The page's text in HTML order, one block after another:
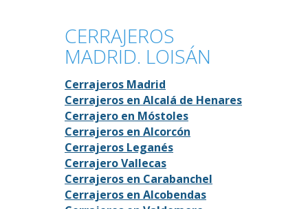
CERRAJEROS
MADRID. LOISÁN
Cerrajeros Madrid
Cerrajeros en Alcalá de Henares
Cerrajero en Móstoles
Cerrajeros en Alcorcón
Cerrajeros Leganés
Cerrajero Vallecas
Cerrajeros en Carabanchel
Cerrajeros en Alcobendas